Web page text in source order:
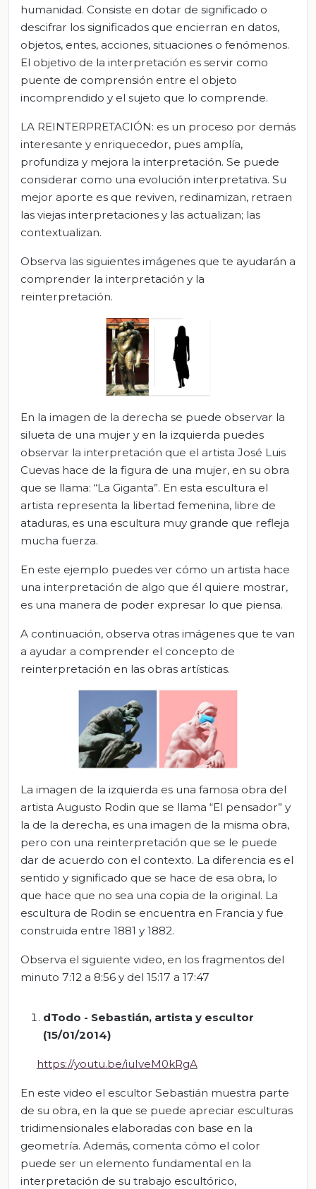
humanidad. Consiste en dotar de significado o
descifrar los significados que encierran en datos,
objetos, entes, acciones, situaciones o fenómenos.
El objetivo de la interpretación es servir como
puente de comprensión entre el objeto
incomprendido y el sujeto que lo comprende.
LA REINTERPRETACIÓN: es un proceso por demás
interesante y enriquecedor, pues amplía,
profundiza y mejora la interpretación. Se puede
considerar como una evolución interpretativa. Su
mejor aporte es que reviven, redinamizan, retraen
las viejas interpretaciones y las actualizan; las
contextualizan.
Observa las siguientes imágenes que te ayudarán a
comprender la interpretación y la
reinterpretación.
En la imagen de la derecha se puede observar la
silueta de una mujer y en la izquierda puedes
observar la interpretación que el artista José Luis
Cuevas hace de la figura de una mujer, en su obra
que se llama: “La Giganta”. En esta escultura el
artista representa la libertad femenina, libre de
ataduras, es una escultura muy grande que refleja
mucha fuerza.
En este ejemplo puedes ver cómo un artista hace
una interpretación de algo que él quiere mostrar,
es una manera de poder expresar lo que piensa.
A continuación, observa otras imágenes que te van
a ayudar a comprender el concepto de
reinterpretación en las obras artísticas.
La imagen de la izquierda es una famosa obra del
artista Augusto Rodin que se llama “El pensador” y
la de la derecha, es una imagen de la misma obra,
pero con una reinterpretación que se le puede
dar de acuerdo con el contexto. La diferencia es el
sentido y significado que se hace de esa obra, lo
que hace que no sea una copia de la original. La
escultura de Rodin se encuentra en Francia y fue
construida entre 1881 y 1882.
Observa el siguiente video, en los fragmentos del
minuto 7:12 a 8:56 y del 15:17 a 17:47
dTodo - Sebastián, artista y escultor
(15/01/2014)
https://youtu.be/iuIveM0kRgA
En este video el escultor Sebastián muestra parte
de su obra, en la que se puede apreciar esculturas
tridimensionales elaboradas con base en la
geometría. Además, comenta cómo el color
puede ser un elemento fundamental en la
interpretación de su trabajo escultórico,